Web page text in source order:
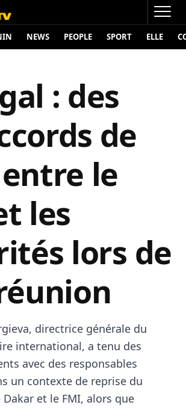
NEWS PEOPLE SPORT ELLE
: des
de
le
les
lors de
directrice générale du
international, a tenu des
avec des responsables
un contexte de reprise du
et le FMI, alors que